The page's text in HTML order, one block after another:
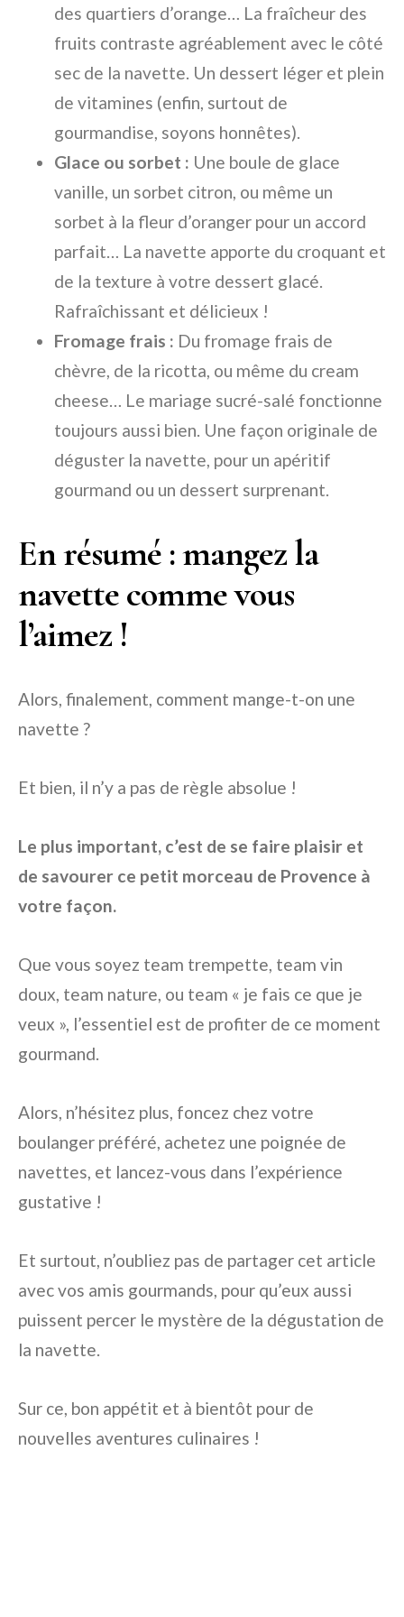
des quartiers d’orange… La fraîcheur des
fruits contraste agréablement avec le côté
sec de la navette. Un dessert léger et plein
de vitamines (enfin, surtout de
gourmandise, soyons honnêtes).
Glace ou sorbet : Une boule de glace
vanille, un sorbet citron, ou même un
sorbet à la fleur d’oranger pour un accord
parfait… La navette apporte du croquant et
de la texture à votre dessert glacé.
Rafraîchissant et délicieux !
Fromage frais : Du fromage frais de
chèvre, de la ricotta, ou même du cream
cheese… Le mariage sucré-salé fonctionne
toujours aussi bien. Une façon originale de
déguster la navette, pour un apéritif
gourmand ou un dessert surprenant.
En résumé : mangez la
navette comme vous
l’aimez !
Alors, finalement, comment mange-t-on une
navette ?
Et bien, il n’y a pas de règle absolue !
Le plus important, c’est de se faire plaisir et
de savourer ce petit morceau de Provence à
votre façon.
Que vous soyez team trempette, team vin
doux, team nature, ou team « je fais ce que je
veux », l’essentiel est de profiter de ce moment
gourmand.
Alors, n’hésitez plus, foncez chez votre
boulanger préféré, achetez une poignée de
navettes, et lancez-vous dans l’expérience
gustative !
Et surtout, n’oubliez pas de partager cet article
avec vos amis gourmands, pour qu’eux aussi
puissent percer le mystère de la dégustation de
la navette.
Sur ce, bon appétit et à bientôt pour de
nouvelles aventures culinaires !